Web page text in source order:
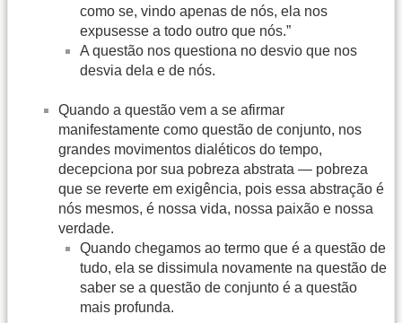
como se, vindo apenas de nós, ela nos
expusesse a todo outro que nós.”
A questão nos questiona no desvio que nos
desvia dela e de nós.
Quando a questão vem a se afirmar
manifestamente como questão de conjunto, nos
grandes movimentos dialéticos do tempo,
decepciona por sua pobreza abstrata — pobreza
que se reverte em exigência, pois essa abstração é
nós mesmos, é nossa vida, nossa paixão e nossa
verdade.
Quando chegamos ao termo que é a questão de
tudo, ela se dissimula novamente na questão de
saber se a questão de conjunto é a questão
mais profunda.